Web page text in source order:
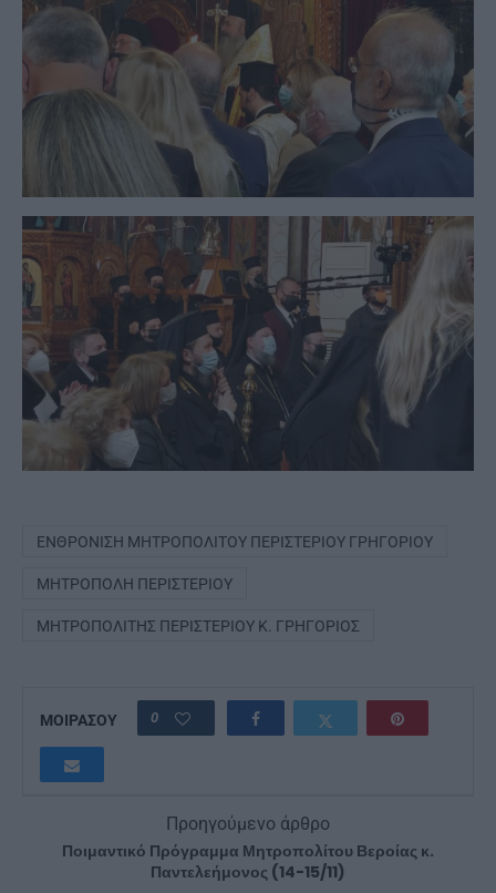
ΕΝΘΡΌΝΙΣΗ ΜΗΤΡΟΠΟΛΊΤΟΥ ΠΕΡΙΣΤΕΡΊΟΥ ΓΡΗΓΟΡΊΟΥ
ΜΗΤΡΌΠΟΛΗ ΠΕΡΙΣΤΕΡΊΟΥ
ΜΗΤΡΟΠΟΛΊΤΗΣ ΠΕΡΙΣΤΕΡΊΟΥ Κ. ΓΡΗΓΟΡΙΟΣ
ΜΟΙΡΑΣΟΥ 0
Προηγούμενο άρθρο
Ποιμαντικό Πρόγραμμα Μητροπολίτου Βεροίας κ.
Παντελεήμονος (14-15/11)